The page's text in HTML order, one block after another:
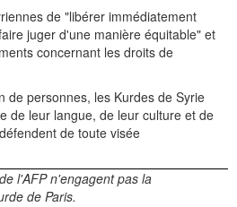
de "libérer immédiatement
juger d'une manière équitable" et
concernant les droits de
de personnes, les Kurdes de Syrie
de leur langue, de leur culture et de
de toute visée
l'AFP n'engagent pas la
de Paris.